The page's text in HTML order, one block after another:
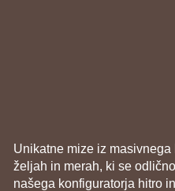
Unikatne mize iz
željah in merah, ki se
našega konfiguratorja hitro